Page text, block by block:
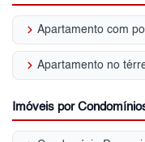
keyboard_arrow_right
keyboard_arrow_right
Imóveis por